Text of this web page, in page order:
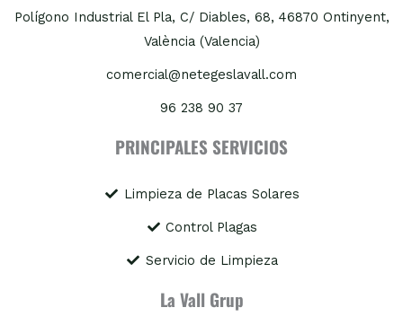
Polígono Industrial El Pla, C/ Diables, 68, 46870 Ontinyent,
València (Valencia)
comercial@netegeslavall.com
96 238 90 37
PRINCIPALES SERVICIOS
Limpieza de Placas Solares
Control Plagas
Servicio de Limpieza
La Vall Grup